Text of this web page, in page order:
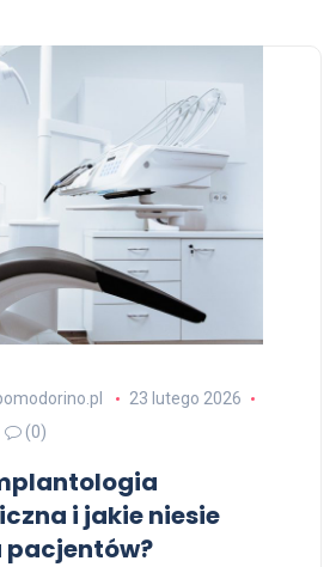
23 lutego 2026
(0)
i jakie niesie
pacjentów?